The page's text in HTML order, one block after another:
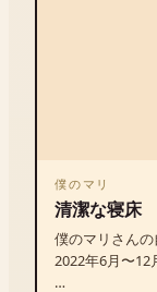
僕のマリ
清潔な寝床
僕のマリさんの
2022年6月〜12